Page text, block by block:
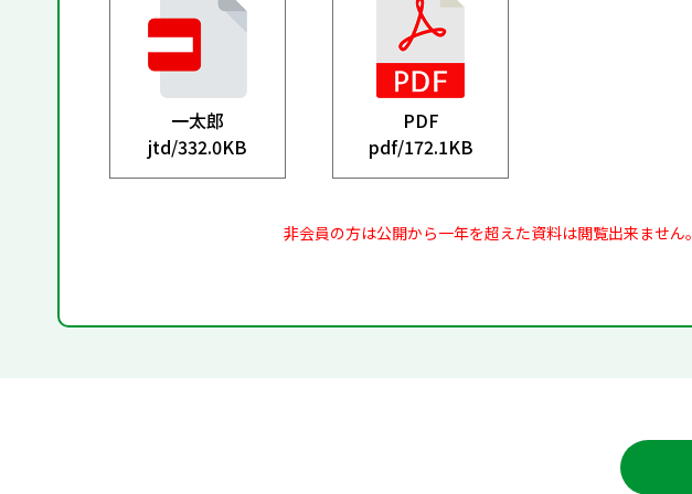
一太郎
jtd/332.0KB
PDF
pdf/172.1KB
非会員の方は公開から一年を超えた資料は閲覧出来ません。